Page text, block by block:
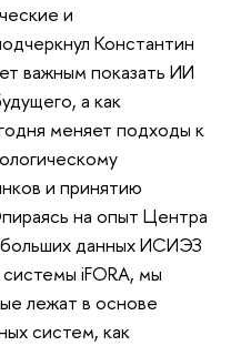
и
Константин
важным показать ИИ
а как
меняет подходы к
и принятию
на опыт Центра
больших данных ИСИЭЗ
iFORA, мы
лежат в основе
систем, как